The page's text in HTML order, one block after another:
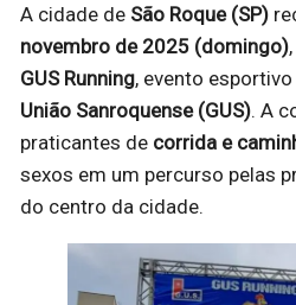
A cidade de São Roque (SP)
novembro de 2025 (domingo)
GUS Running, evento
União Sanroquense (GUS). A
praticantes de corrida e
sexos em um percurso pelas
do centro da cidade.